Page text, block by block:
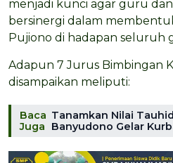
menjadi kunci agar guru
bersinergi dalam
Pujiono di hadapan seluruh
Adapun 7 Jurus Bimbingan
disampaikan meliputi:
Baca
Juga
Tanamkan Nilai
Banyudono Gelar